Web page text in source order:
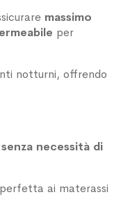
massimo
per
notturni, offrendo
senza necessità di
ai materassi